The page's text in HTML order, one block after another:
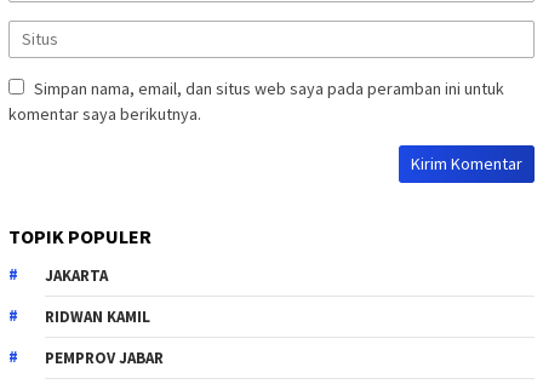
Simpan nama, email, dan situs web saya pada peramban ini untuk
komentar saya berikutnya.
TOPIK POPULER
JAKARTA
RIDWAN KAMIL
PEMPROV JABAR